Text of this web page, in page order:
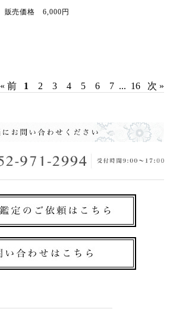
販売価格 6,000円
« 前 1 2 3 4 5 6 7 ... 16 次 »